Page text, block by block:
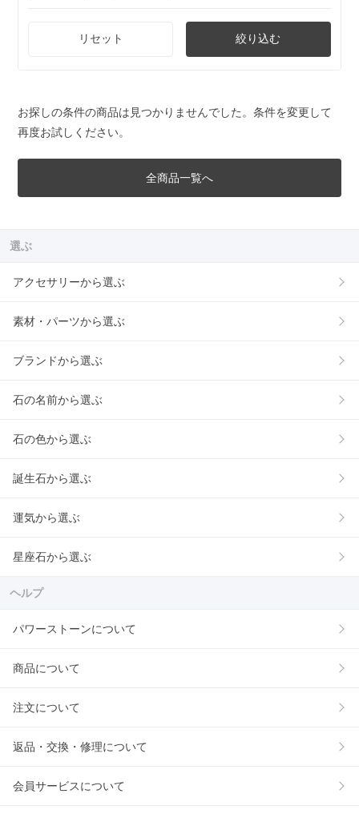
リセット 絞り込む
お探しの条件の商品は見つかりませんでした。条件を変更して
再度お試しください。
全商品一覧へ
選ぶ
アクセサリーから選ぶ
素材・パーツから選ぶ
ブランドから選ぶ
石の名前から選ぶ
石の色から選ぶ
誕生石から選ぶ
運気から選ぶ
星座石から選ぶ
ヘルプ
パワーストーンについて
商品について
注文について
返品・交換・修理について
会員サービスについて